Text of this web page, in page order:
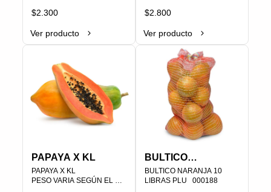
$2.300
Ver producto
PLU   000477
$2.800
Ver producto
PAPAYA X KL
PAPAYA X KL
PESO VARIA SEGÚN EL
BULTICO
NARANJA 10
LIBRAS
BULTICO NARANJA 10
LIBRAS PLU   000188